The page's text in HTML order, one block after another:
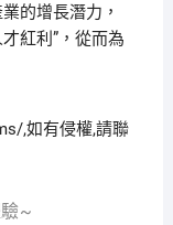
的增長潛力，
紅利”，從而為
,如有侵權,請聯
~